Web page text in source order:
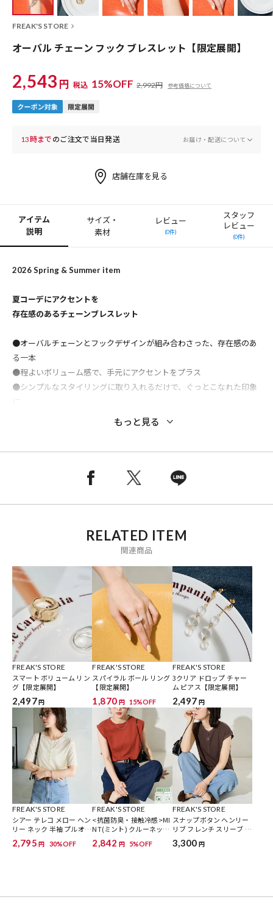
FREAK'S STORE
オーバル チェーン フック ブレスレット【限定展開】
2,543 円 税込 15%OFF 2,992円 参考価格について
13時まで のご注文で当日発送 お届け・配送について
店舗在庫を見る
アイテム
説明
サイズ・
素材
レビュー
(0件)
スタッフ
レビュー
(0件)
2026 Spring & Summer item
夏コーデにアクセントを
存在感のあるチェーンブレスレット
●オーバルチェーンとフックデザインが組み合わさった、存在感のあ
る一本
●程よいボリューム感で、手元にアクセントをプラス
●シンプルなスタイリングに取り入れるだけで、ぐっとこなれた印象
●着脱しやすいフック仕様で、使い勝手の良さもポイント
※掲載画像の商品の色味は、屋外や屋内の光の照射や角度により実物
※着用、お取り扱いの際は、商品についている品質表示とアテンショ
※生地のアップ画像が実物の色味に近しいです。
※こちらの商品はオンラインストア及び一部店舗での限定展開となり
ます。
【限定展開】26SS商品はこちらから
参考価格
2,992円（2026年5月8日時点）
※「参考価格」とは、Daytona Parkにおける対象商品の通常販売（先
行予約・先行割引は含まれません）開始時点の価格です。
ブランド説明
【FREAK'S STORE / フリークスストア】「アメリカの豊かさとワクワ
ク・ドキドキを日本に伝えたい」という想いからスタート。
もっと見る
RELATED ITEM
関連商品
FREAK'S STORE
スマート ボリューム リン
グ【限定展開】
2,497 円
FREAK'S STORE
スパイラル ボール リング
【限定展開】
1,870 円 15%OFF
FREAK'S STORE
3クリア ドロップ チャー
ム ピアス【限定展開】
2,497 円
FREAK'S STORE
シアー テレコ メロー ヘン
リー ネック 半袖 プルオー
バー【限定展開】
2,795 円 30%OFF
FREAK'S STORE
<抗菌防臭・接触冷感>MI
NT(ミント) クルーネック
ノースリーブ Tシャツ
【限定展開】
2,842 円 5%OFF
FREAK'S STORE
スナップボタン ヘンリー
リブ フレンチ スリーブ ト
ップス【限定展開】
3,300 円